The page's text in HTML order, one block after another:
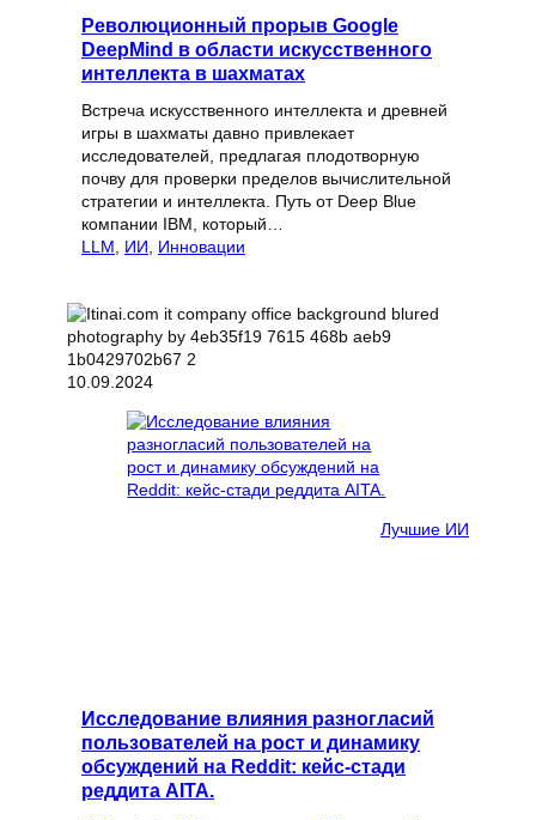
Революционный прорыв Google
DeepMind в области искусственного
интеллекта в шахматах
Встреча искусственного интеллекта и древней
игры в шахматы давно привлекает
исследователей, предлагая плодотворную
почву для проверки пределов вычислительной
стратегии и интеллекта. Путь от Deep Blue
компании IBM, который…
LLM
ИИ Инновации
10.09.2024
Лучшие ИИ
Исследование влияния разногласий
пользователей на рост и динамику
обсуждений на Reddit: кейс-стади
реддита AITA.